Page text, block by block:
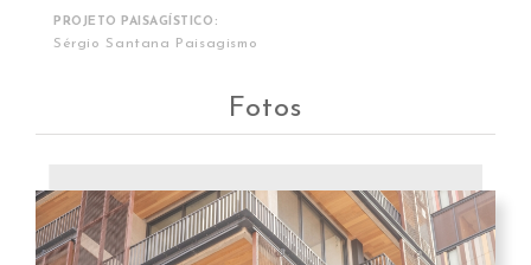
PROJETO PAISAGÍSTICO:
Sérgio Santana Paisagismo
Fotos